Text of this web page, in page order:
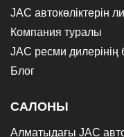
JAC автокөліктерін
Компания туралы
JAC ресми
Блог
САЛОНЫ
Алматыдағы JAC